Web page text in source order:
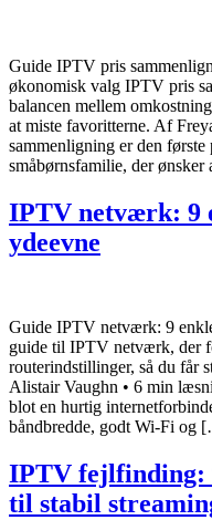
Guide IPTV pris
økonomisk valg IPTV pris
balancen mellem
at miste favoritterne. Af
sammenligning er den
småbørnsfamilie, der
IPTV netværk: 9
ydeevne
Guide IPTV netværk: 9
guide til IPTV netværk, der
routerindstillinger, så du får
Alistair Vaughn • 6 min
blot en hurtig
båndbredde, godt Wi‑Fi og
IPTV fejlfinding:
til stabil